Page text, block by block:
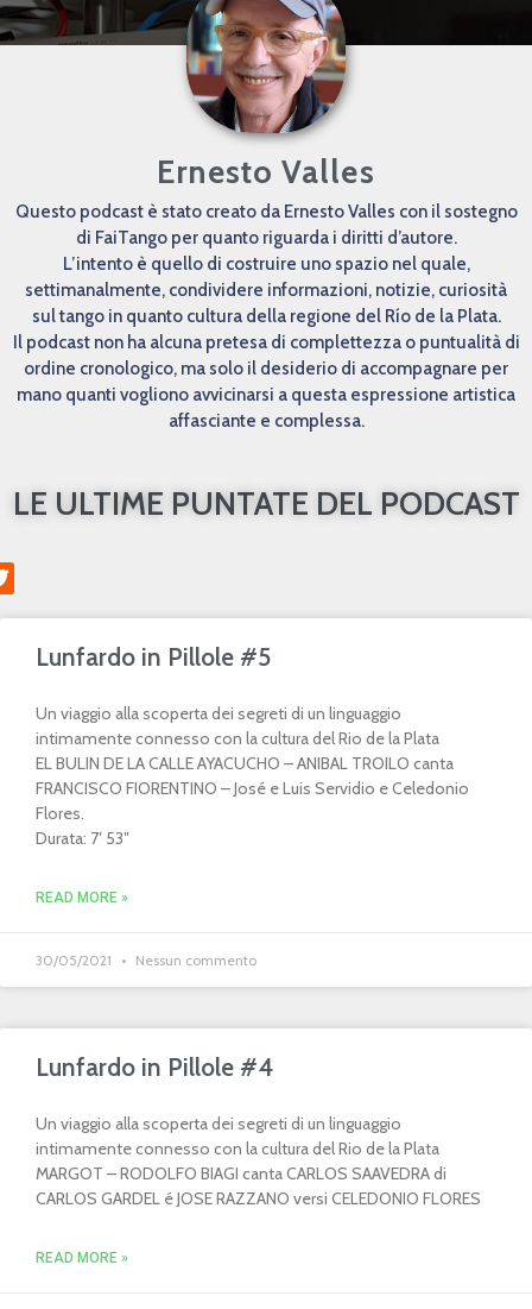
Ernesto Valles
Questo podcast è stato creato da Ernesto Valles con il sostegno
di FaiTango per quanto riguarda i diritti d’autore.
L’intento è quello di costruire uno spazio nel quale,
settimanalmente, condividere informazioni, notizie, curiosità
sul tango in quanto cultura della regione del Río de la Plata.
Il podcast non ha alcuna pretesa di complettezza o puntualità di
ordine cronologico, ma solo il desiderio di accompagnare per
mano quanti vogliono avvicinarsi a questa espressione artistica
affasciante e complessa.
LE ULTIME PUNTATE DEL PODCAST
Lunfardo in Pillole #5
Un viaggio alla scoperta dei segreti di un linguaggio
intimamente connesso con la cultura del Rio de la Plata
EL BULIN DE LA CALLE AYACUCHO – ANIBAL TROILO canta
FRANCISCO FIORENTINO – José e Luis Servidio e Celedonio
Flores.
Durata: 7′ 53″
READ MORE »
30/05/2021 Nessun commento
Lunfardo in Pillole #4
Un viaggio alla scoperta dei segreti di un linguaggio
intimamente connesso con la cultura del Rio de la Plata
MARGOT – RODOLFO BIAGI canta CARLOS SAAVEDRA di
CARLOS GARDEL é JOSE RAZZANO versi CELEDONIO FLORES
READ MORE »